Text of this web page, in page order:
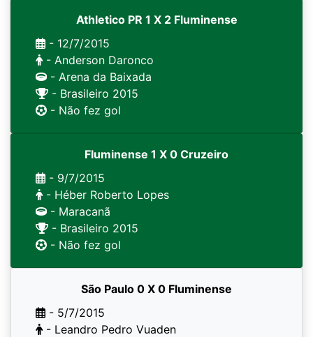
Athletico PR 1 X 2 Fluminense
- 12/7/2015
- Anderson Daronco
- Arena da Baixada
- Brasileiro 2015
- Não fez gol
Fluminense 1 X 0 Cruzeiro
- 9/7/2015
- Héber Roberto Lopes
- Maracanã
- Brasileiro 2015
- Não fez gol
São Paulo 0 X 0 Fluminense
- 5/7/2015
- Leandro Pedro Vuaden